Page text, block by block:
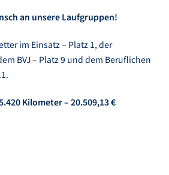
an unsere Laufgruppen!
im Einsatz – Platz 1, der
BVJ – Platz 9 und dem Beruflichen
Kilometer – 20.509,13 €